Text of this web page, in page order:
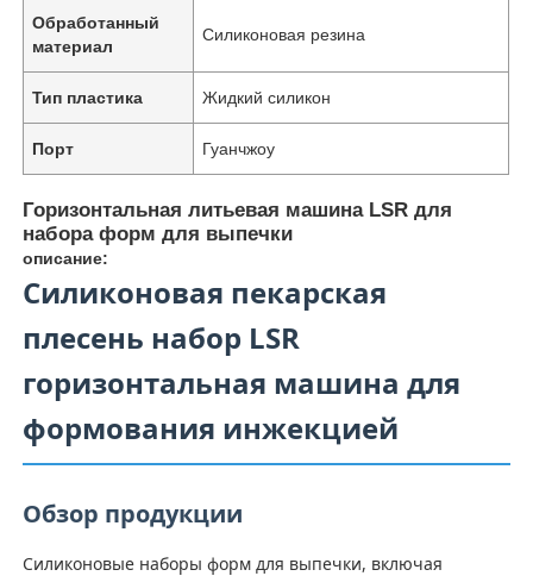
Обработанный
материал
Силиконовая резина
Тип пластика Жидкий силикон
Порт Гуанчжоу
Горизонтальная литьевая машина LSR для
набора форм для выпечки
описание:
Силиконовая пекарская
плесень набор LSR
горизонтальная машина для
формования инжекцией
Обзор продукции
Силиконовые наборы форм для выпечки, включая